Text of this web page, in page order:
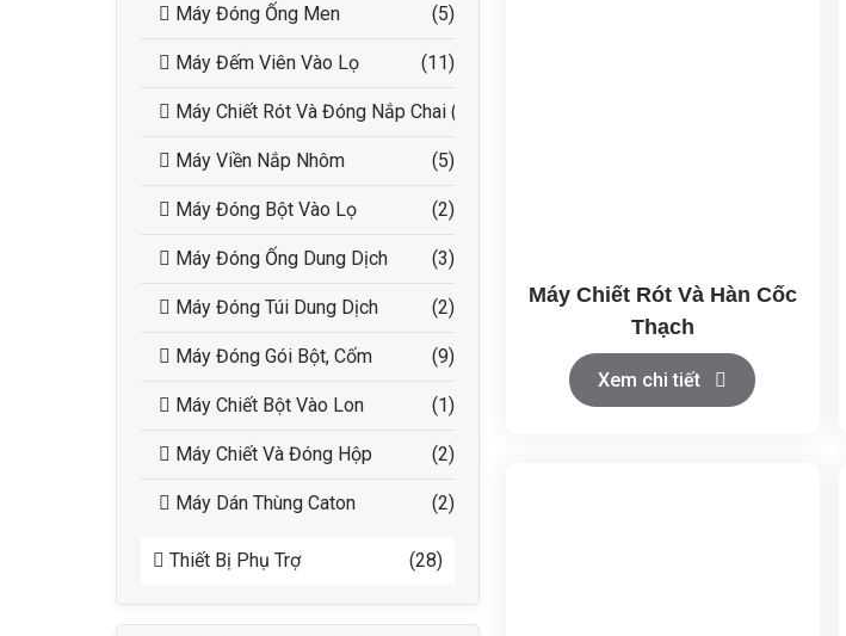
Máy Chiết Rót Và Hàn Cốc
Thạch
Xem chi tiết
Máy Đóng Ống Men (5)
Máy Đếm Viên Vào Lọ (11)
Máy Chiết Rót Và Đóng Nắp Chai (20)
Máy Viền Nắp Nhôm (5)
Máy Đóng Bột Vào Lọ (2)
Máy Đóng Ống Dung Dịch (3)
Máy Đóng Túi Dung Dịch (2)
Máy Đóng Gói Bột, Cốm (9)
Máy Chiết Bột Vào Lon (1)
Máy Chiết Và Đóng Hộp (2)
Máy Dán Thùng Caton (2)
Thiết Bị Phụ Trợ (28)